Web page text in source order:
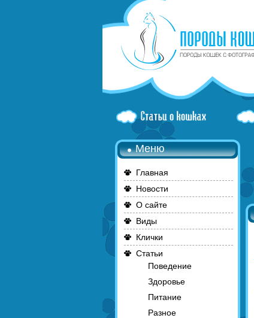
Меню
Главная
Новости
О сайте
Виды
Клички
Статьи
Поведение
Здоровье
Питание
Разное